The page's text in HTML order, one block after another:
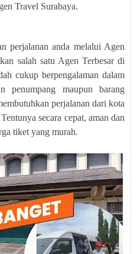
Travel Surabaya.
perjalanan anda melalui Agen
salah satu Agen Terbesar di
cukup berpengalaman dalam
penumpang maupun barang
perjalanan dari kota
secara cepat, aman dan
tiket yang murah.